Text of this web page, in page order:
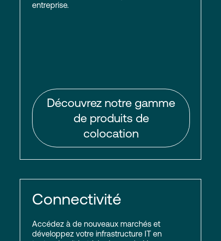
entreprise.
Découvrez notre gamme
de produits de
colocation
Connectivité
Accédez à de nouveaux marchés et
développez votre infrastructure IT en